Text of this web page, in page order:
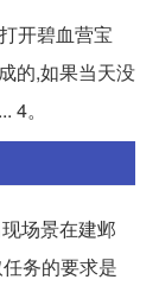
开碧血营宝
的,如果当天没
。
场景在建邺
务的要求是